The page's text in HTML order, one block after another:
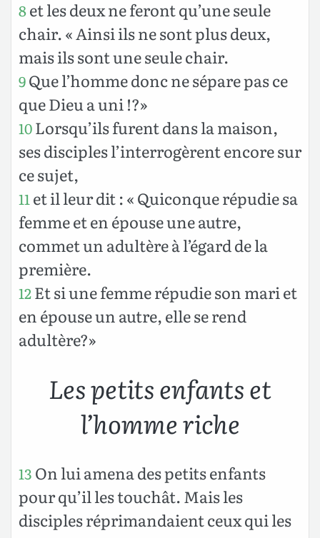
8et les deux ne feront qu’une seule
chair. « Ainsi ils ne sont plus deux,
mais ils sont une seule chair.
9Que l’homme donc ne sépare pas ce
que Dieu a uni !?»
10Lorsqu’ils furent dans la maison,
ses disciples l’interrogèrent encore sur
ce sujet,
11et il leur dit : « Quiconque répudie sa
femme et en épouse une autre,
commet un adultère à l’égard de la
première.
12Et si une femme répudie son mari et
en épouse un autre, elle se rend
adultère?»
Les petits enfants et
l’homme riche
13 On lui amena des petits enfants
pour qu’il les touchât. Mais les
disciples réprimandaient ceux qui les